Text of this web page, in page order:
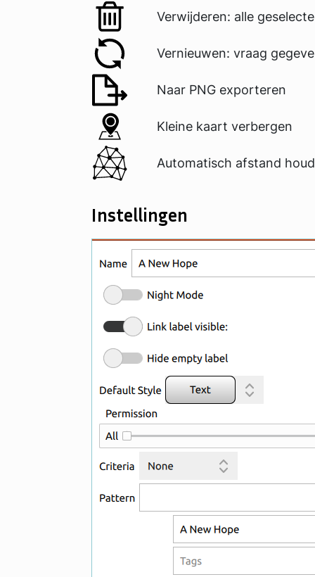
Verwijderen: alle
Vernieuwen: vraag
Naar PNG exporteren
Kleine kaart verbergen
Automatisch afstand
Instellingen